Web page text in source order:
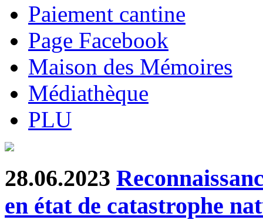
Paiement cantine
Page Facebook
Maison des Mémoires
Médiathèque
PLU
28.06.2023
en état de catastrophe